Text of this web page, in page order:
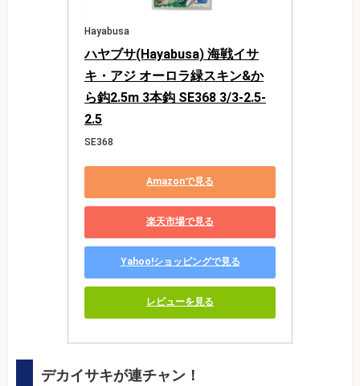
Hayabusa
ハヤブサ(Hayabusa) 海戦イサ
キ・アジ オーロラ緑スキン&か
ら鈎2.5m 3本鈎 SE368 3/3-2.5-
2.5
SE368
Amazonで見る
楽天市場で見る
Yahoo!ショッピングで見る
レビューを見る
デカイサキが連チャン！